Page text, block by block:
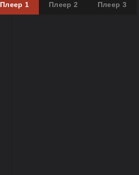
Плеер 1 Плеер 2 Плеер 3